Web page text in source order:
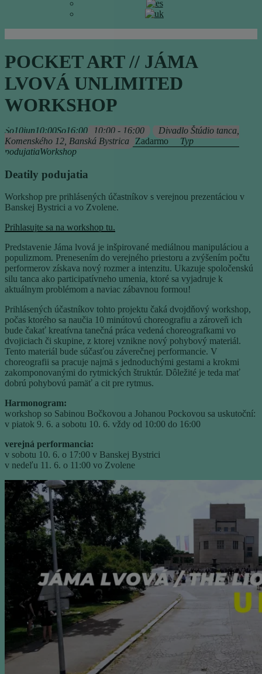
POCKET ART // JÁMA
LVOVÁ UNLIMITED
WORKSHOP
So10jun10:00So16:00 10:00 - 16:00 Divadlo Štúdio tanca
Komenského 12, Banská Bystrica Zadarmo
Typ
podujatiaWorkshop
Deatily podujatia
Workshop pre prihlásených účastníkov s verejnou prezentáciou v
Banskej Bystrici a vo Zvolene.
Prihlasujte sa na workshop tu.
Predstavenie Jáma lvová je inšpirované mediálnou manipuláciou a
populizmom. Prenesením do verejného priestoru a zvýšením počtu
performerov získava nový rozmer a intenzitu. Ukazuje spoločenskú
silu tanca ako participatívneho umenia, ktoré sa vyjadruje k
aktuálnym problémom a naviac zábavnou formou!
Prihlásených účastníkov tohto projektu čaká dvojdňový workshop,
počas ktorého sa naučia 10 minútovú choreografiu a zároveň ich
bude čakať kreatívna tanečná práca vedená choreografkami vo
dvojiciach či skupine, z ktorej vznikne nový pohybový materiál.
Tento materiál bude súčasťou záverečnej performancie. V
choreografii sa pracuje najmä s jednoduchými gestami a krokmi
zakomponovanými do rytmických štruktúr. Dôležité je teda mať
dobrú pohybovú pamäť a cit pre rytmus.
Harmonogram:
workshop so Sabinou Bočkovou a Johanou Pockovou sa uskutoční:
v piatok 9. 6. a sobotu 10. 6. vždy od 10:00 do 16:00
verejná performancia:
v sobotu 10. 6. o 17:00 v Banskej Bystrici
v nedeľu 11. 6. o 11:00 vo Zvolene